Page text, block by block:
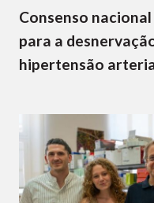
Consenso
para a
hipertensão